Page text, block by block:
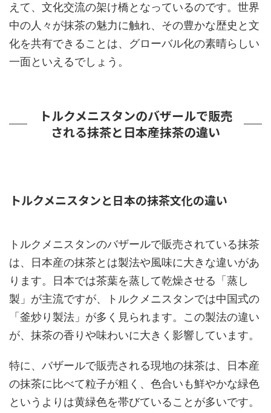
えて、文化交流の架け橋となっているのです。世界
中の人々が抹茶の魅力に触れ、その豊かな歴史と文
化を共有できることは、グローバル化の素晴らしい
一面といえるでしょう。
トルクメニスタンのバザールで販売
される抹茶と日本産抹茶の違い
トルクメニスタンと日本の抹茶文化の違い
トルクメニスタンのバザールで販売されている抹茶
は、日本産の抹茶とは製法や風味に大きな違いがあ
ります。日本では茶葉を蒸して乾燥させる「蒸し
製」が主流ですが、トルクメニスタンでは中国式の
「釜炒り製法」が多く見られます。この製法の違い
が、抹茶の香りや味わいに大きく影響しています。
特に、バザールで販売される現地の抹茶は、日本産
の抹茶に比べて粒子が粗く、色合いも鮮やかな緑色
というよりは黄緑色を帯びていることが多いです。